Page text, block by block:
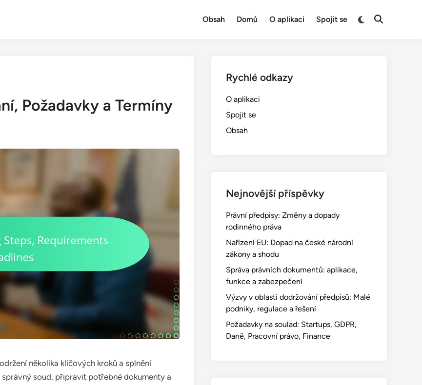
Obsah Domů O aplikaci Spojit se
Switch
Open
Požadavky a Termíny
několika klíčových kroků a splnění
soud, připravit potřebné dokumenty a
Rychlé odkazy
O aplikaci
Spojit se
Obsah
Nejnovější příspěvky
Právní předpisy: Změny a dopady
rodinného práva
Nařízení EU: Dopad na české národní
zákony a shodu
Správa právních dokumentů: aplikace,
funkce a zabezpečení
Výzvy v oblasti dodržování předpisů: Malé
podniky, regulace a řešení
Požadavky na soulad: Startups, GDPR,
Daně, Pracovní právo, Finance